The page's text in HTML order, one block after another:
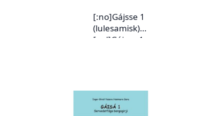
[:no]Gájsse 1
(lulesamisk)
[:yd]Gájsse 1
(lulesamisk)
[:en]Gájsse 1 (Lule